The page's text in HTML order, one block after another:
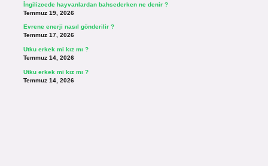
İngilizcede hayvanlardan bahsederken ne denir ?
Temmuz 19, 2026
Evrene enerji nasıl gönderilir ?
Temmuz 17, 2026
Utku erkek mi kız mı ?
Temmuz 14, 2026
Utku erkek mi kız mı ?
Temmuz 14, 2026